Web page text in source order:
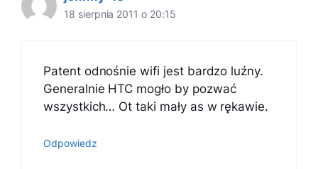
18 sierpnia 2011 o 20:15
Patent odnośnie wifi jest bardzo luźny.
Generalnie HTC mogło by pozwać
wszystkich… Ot taki mały as w rękawie.
Odpowiedz